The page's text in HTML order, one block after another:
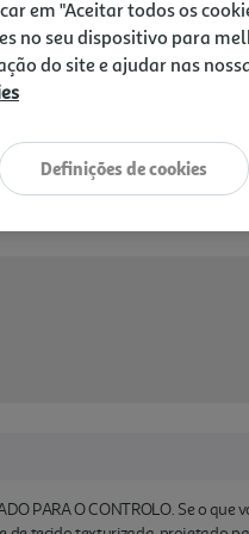
PARA O CONTROLO. Se o
em "Aceitar todos os
no seu dispositivo para
do site e ajudar nas
Definições de cookies